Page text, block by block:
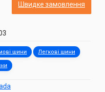
Швидке замовлення
шини Легкові шини